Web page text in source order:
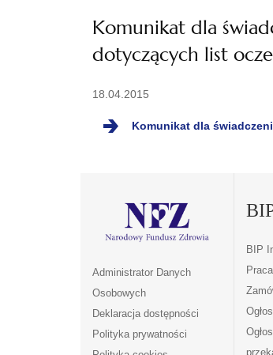
Komunikat dla
dotyczących list
18.04.2015
Komunikat dla
Administrator Danych
Osobowych
Deklaracja dostępności
Polityka prywatności
BIP